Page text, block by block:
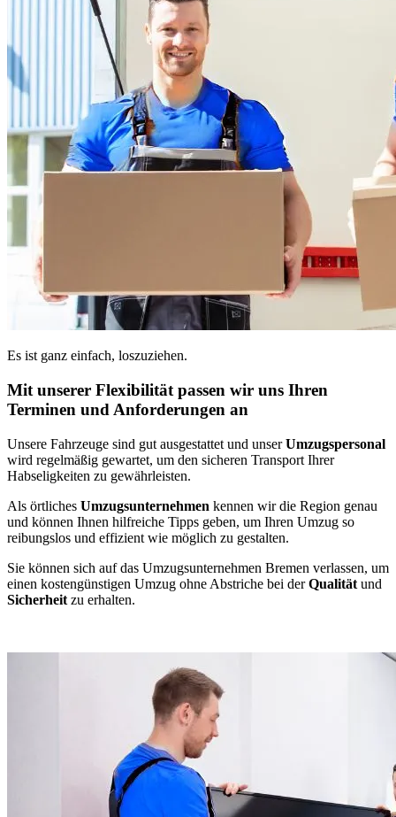
Es ist ganz einfach, loszuziehen.
Mit unserer Flexibilität passen wir uns Ihren
Terminen und Anforderungen an
Unsere Fahrzeuge sind gut ausgestattet und unserUmzugspersonal
wird regelmäßig gewartet, um den sicheren Transport Ihrer
Habseligkeiten zu gewährleisten.
Als örtliches Umzugsunternehmen kennen wir die Region genau
und können Ihnen hilfreiche Tipps geben, um Ihren Umzug so
reibungslos und effizient wie möglich zu gestalten.
Sie können sich auf das Umzugsunternehmen Bremen verlassen, um
einen kostengünstigen Umzug ohne Abstriche bei derQualität und
Sicherheit zu erhalten.